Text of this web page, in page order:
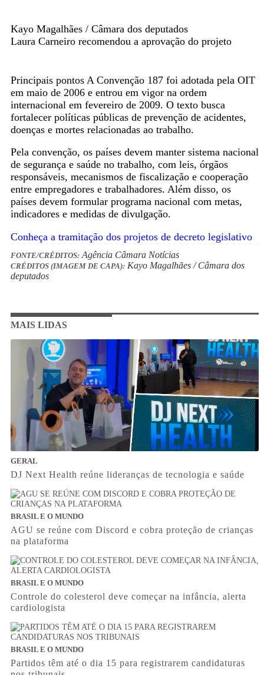
Kayo Magalhães / Câmara dos deputados
Laura Carneiro recomendou a aprovação do projeto
Principais pontos A Convenção 187 foi adotada pela OIT
em maio de 2006 e entrou em vigor na ordem
internacional em fevereiro de 2009. O texto busca
fortalecer políticas públicas de prevenção de acidentes,
doenças e mortes relacionadas ao trabalho.
Pela convenção, os países devem manter sistema nacional
de segurança e saúde no trabalho, com leis, órgãos
responsáveis, mecanismos de fiscalização e cooperação
entre empregadores e trabalhadores. Além disso, os
países devem formular programa nacional com metas,
indicadores e medidas de divulgação.
Conheça a tramitação dos projetos de decreto legislativo
FONTE/CRÉDITOS:Agência Câmara Notícias
CRÉDITOS (IMAGEM DE CAPA):Kayo Magalhães / Câmara dos
deputados
MAIS LIDAS
GERAL
DJ Next Health reúne lideranças de tecnologia e saúde
BRASIL E O MUNDO
AGU se reúne com Discord e cobra proteção de crianças
na plataforma
BRASIL E O MUNDO
Controle do colesterol deve começar na infância, alerta
cardiologista
BRASIL E O MUNDO
Partidos têm até o dia 15 para registrarem candidaturas